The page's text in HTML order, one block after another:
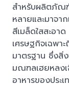
สำหรับผลิตภัณ
หลายและมาจา
สีเมล็ดใสสะอา
เศรษฐกิจเฉพา
มาตรฐาน ซึ่งสิ่
มณฑลเฮยหลงเ
อาหารของประเ